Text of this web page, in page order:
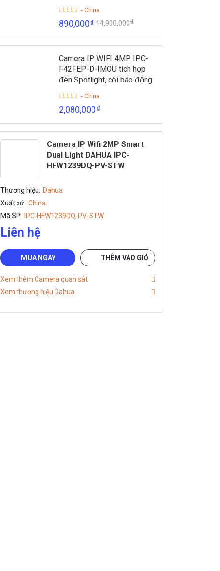
- China
890,000₫ 14,900,000₫
Camera IP WIFI 4MP IPC-
F42FEP-D-IMOU tích hợp
đèn Spotlight, còi báo động
- China
2,080,000₫
Camera IP Wifi 2MP Smart
Dual Light DAHUA IPC-
HFW1239DQ-PV-STW
Thương hiệu: Dahua
Xuất xứ: China
Mã SP:
IPC-HFW1239DQ-PV-STW
Liên hệ
MUA NGAY THÊM VÀO GIỎ
Xem thêm Camera quan sát
Xem thương hiệu Dahua